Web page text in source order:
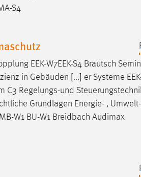
S4
EEK-W7EEK-S4 Brautsch
in Gebäuden [...] er Systeme
C3 Regelungs-und
Grundlagen Energie- ,
W1 BU-W1 Breidbach Audimax